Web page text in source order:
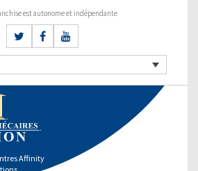
est autonome et indépendante
Affinity